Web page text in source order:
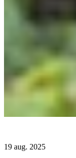
19 aug. 2025